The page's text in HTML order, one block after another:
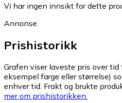
Vi har ingen innsikt for dette
Annonse
Prishistorikk
Grafen viser laveste pris over
eksempel farge eller størrelse)
enhver tid. Frakt og brukte
mer om prishistorikken.